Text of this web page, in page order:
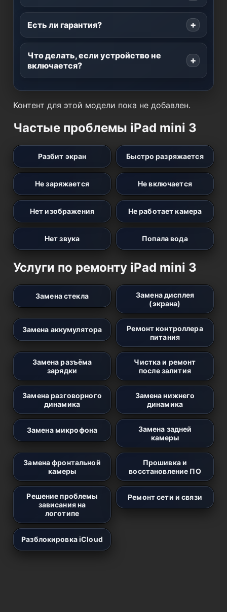
Есть ли гарантия?
Что делать, если устройство не
включается?
Контент для этой модели пока не добавлен.
Частые проблемы iPad mini 3
Разбит экран Быстро разряжается
Не заряжается Не включается
Нет изображения Не работает камера
Нет звука Попала вода
Услуги по ремонту iPad mini 3
Замена стекла
Замена дисплея
(экрана)
Замена аккумулятора
Ремонт контроллера
питания
Замена разъёма
зарядки
Чистка и ремонт
после залития
Замена разговорного
динамика
Замена нижнего
динамика
Замена микрофона
Замена задней
камеры
Замена фронтальной
камеры
Прошивка и
восстановление ПО
Решение проблемы
зависания на
логотипе
Ремонт сети и связи
Разблокировка iCloud